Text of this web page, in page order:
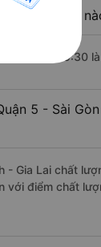
5 - Sài Gòn
vào lúc 19:30
5 - Sài
- Gia Lai chất
với điểm chất